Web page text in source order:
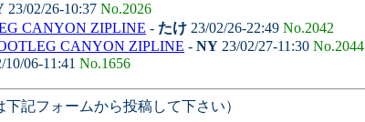
23/02/26-10:37 No.2026
CANYON ZIPLINE - たけ 23/02/26-22:49 No.2042
CANYON ZIPLINE - NY 23/02/27-11:30 No.2044
10/06-11:41 No.1656
記フォームから投稿して下さい）